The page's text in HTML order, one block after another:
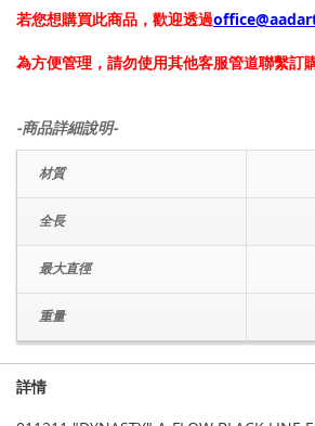
若您想購買此商品，歡迎透過
為方便管理，請勿使用其他客服管道聯繫訂
-商品詳細說明-
材質
全長
最大直徑
重量
詳情